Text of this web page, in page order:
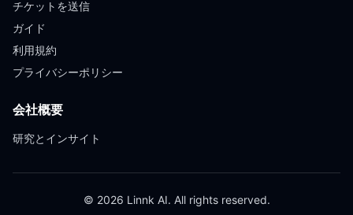
チケットを送信
ガイド
利用規約
プライバシーポリシー
会社概要
研究とインサイト
© 2026 Linnk AI. All rights reserved.